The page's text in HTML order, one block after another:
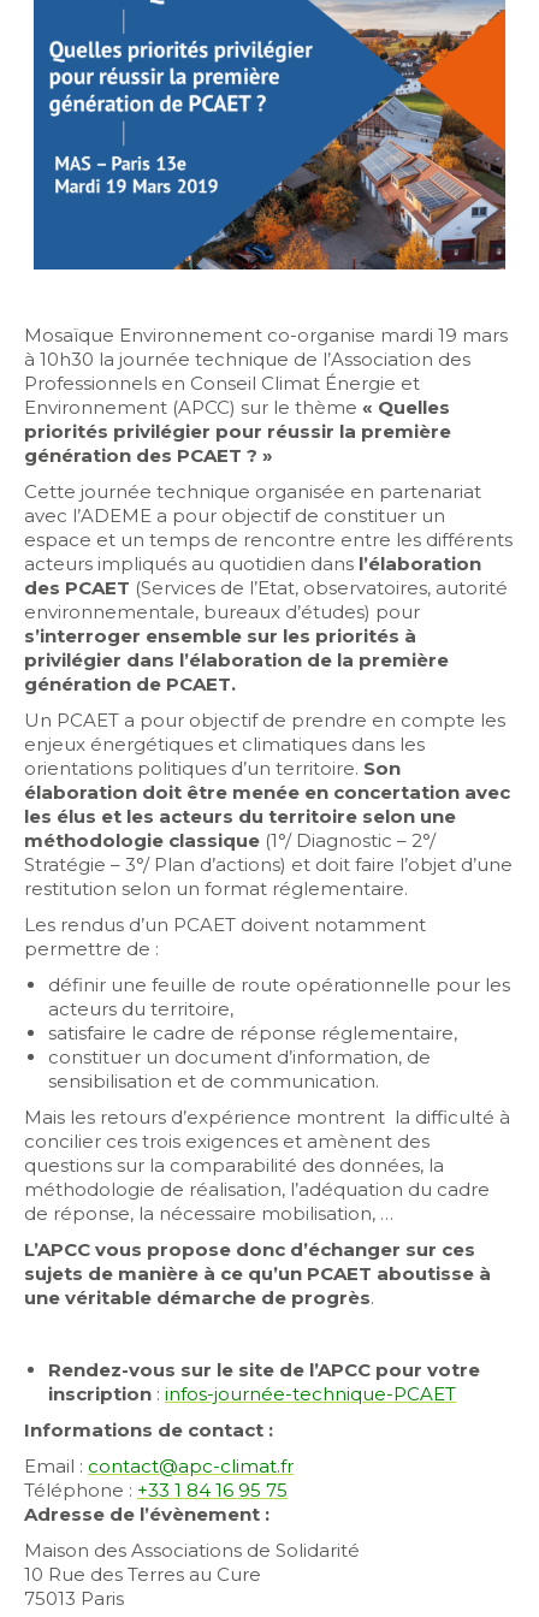
Mosaïque Environnement co-organise mardi 19 mars
à 10h30 la journée technique de l’Association des
Professionnels en Conseil Climat Énergie et
Environnement (APCC) sur le thème « Quelles
priorités privilégier pour réussir la première
génération des PCAET ? »
Cette journée technique organisée en partenariat
avec l’ADEME a pour objectif de constituer un
espace et un temps de rencontre entre les différents
acteurs impliqués au quotidien dans l’élaboration
des PCAET (Services de l’Etat, observatoires, autorité
environnementale, bureaux d’études) pour
s’interroger ensemble sur les priorités à
privilégier dans l’élaboration de la première
génération de PCAET.
Un PCAET a pour objectif de prendre en compte les
enjeux énergétiques et climatiques dans les
orientations politiques d’un territoire. Son
élaboration doit être menée en concertation avec
les élus et les acteurs du territoire selon une
méthodologie classique (1°/ Diagnostic – 2°/
Stratégie – 3°/ Plan d’actions) et doit faire l’objet d’une
restitution selon un format réglementaire.
Les rendus d’un PCAET doivent notamment
permettre de :
définir une feuille de route opérationnelle pour les
acteurs du territoire,
satisfaire le cadre de réponse réglementaire,
constituer un document d’information, de
sensibilisation et de communication.
Mais les retours d’expérience montrent la difficulté à
concilier ces trois exigences et amènent des
questions sur la comparabilité des données, la
méthodologie de réalisation, l’adéquation du cadre
de réponse, la nécessaire mobilisation, …
L’APCC vous propose donc d’échanger sur ces
sujets de manière à ce qu’un PCAET aboutisse à
une véritable démarche de progrès.
Rendez-vous sur le site de l’APCC pour votre
inscription : infos-journée-technique-PCAET
Informations de contact :
Email : contact@apc-climat.fr
Téléphone : +33 1 84 16 95 75
Adresse de l’évènement :
Maison des Associations de Solidarité
10 Rue des Terres au Cure
75013 Paris